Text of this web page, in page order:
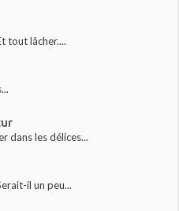
tout lâcher....
dans les délices...
il un peu...